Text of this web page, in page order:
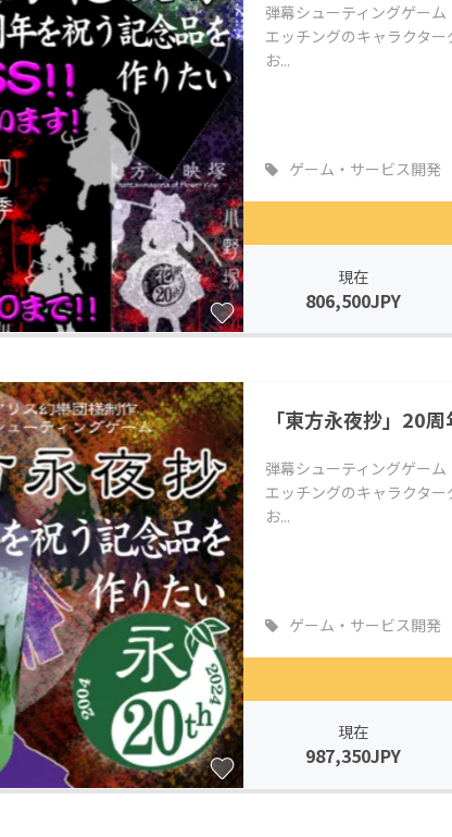
弾幕シューティングゲー
エッチングのキャラクタ
お...
ゲーム・サービス開発
現在
806,500JPY
「東方永夜抄」20
弾幕シューティングゲー
エッチングのキャラクタ
お...
ゲーム・サービス開発
現在
987,350JPY